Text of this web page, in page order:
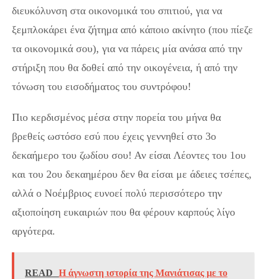
διευκόλυνση στα οικονομικά του σπιτιού, για να
ξεμπλοκάρει ένα ζήτημα από κάποιο ακίνητο (που πίεζε
τα οικονομικά σου), για να πάρεις μία ανάσα από την
στήριξη που θα δοθεί από την οικογένεια, ή από την
τόνωση του εισοδήματος του συντρόφου!
Πιο κερδισμένος μέσα στην πορεία του μήνα θα
βρεθείς ωστόσο εσύ που έχεις γεννηθεί στο 3ο
δεκαήμερο του ζωδίου σου! Αν είσαι Λέοντες του 1ου
και του 2ου δεκαημέρου δεν θα είσαι με άδειες τσέπες,
αλλά ο Νοέμβριος ευνοεί πολύ περισσότερο την
αξιοποίηση ευκαιριών που θα φέρουν καρπούς λίγο
αργότερα.
READ
Η άγνωστη ιστορία της Μανιάτισας με το